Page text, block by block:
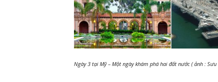
Ngày 3 tại Mỹ – Một ngày khám phá hai đất nước ( ảnh :